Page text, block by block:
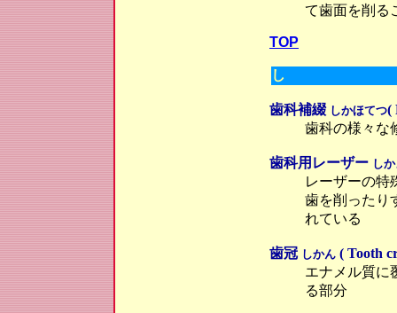
て歯面を削る
TOP
し
歯科補綴 しかほてつ(
歯科の様々な
歯科用レーザー し
レーザーの特
歯を削ったり
れている
歯冠 しかん ( Tooth
エナメル質に
る部分